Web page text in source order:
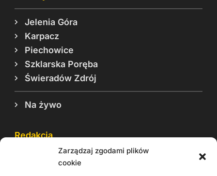
Zarządzaj zgodami plików
cookie
Jelenia Góra
Karpacz
Piechowice
Szklarska Poręba
Świeradów Zdrój
Na żywo
Redakcja
Reklama